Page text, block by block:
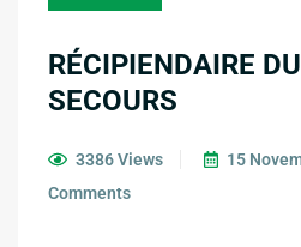
RÉCIPIENDAIRE
SECOURS
3386 Views 15
Comments